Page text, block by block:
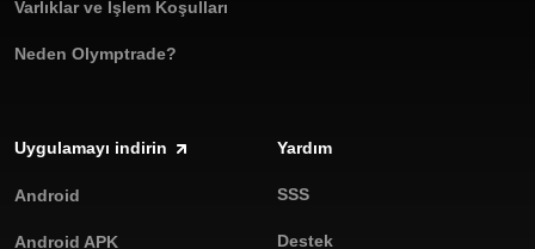
Varlıklar ve İşlem Koşulları
Neden Olymptrade?
Uygulamayı indirin
Android
Android APK
Yardım
SSS
Destek